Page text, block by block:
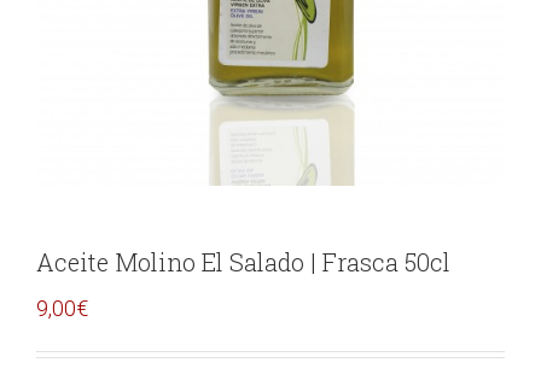
Aceite Molino El Salado | Frasca 50cl
9,00€